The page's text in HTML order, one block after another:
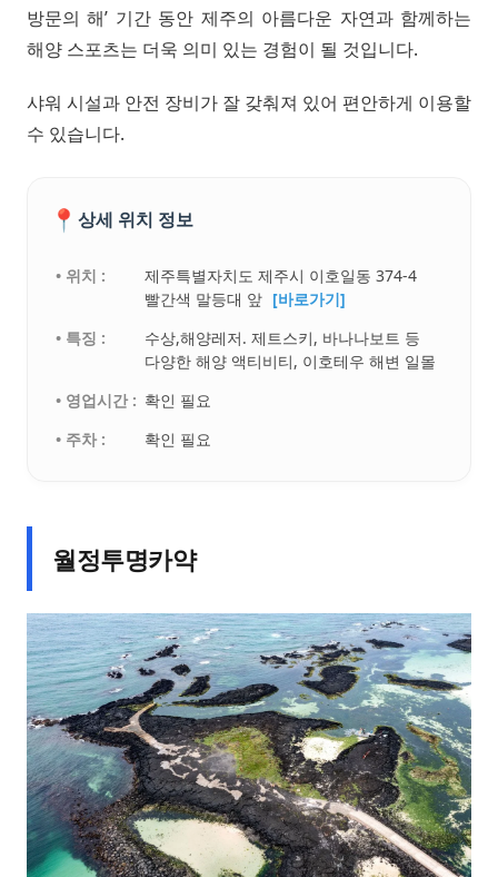
방문의 해’ 기간 동안 제주의 아름다운 자연과 함께하는
해양 스포츠는 더욱 의미 있는 경험이 될 것입니다.
샤워 시설과 안전 장비가 잘 갖춰져 있어 편안하게 이용할
수 있습니다.
📍 상세 위치 정보
• 위치 :
제주특별자치도 제주시 이호일동 374-4
빨간색 말등대 앞 [바로가기]
• 특징 :
수상,해양레저. 제트스키, 바나나보트 등
다양한 해양 액티비티, 이호테우 해변 일몰
• 영업시간 : 확인 필요
• 주차 :
확인 필요
월정투명카약